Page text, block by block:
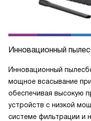
Инновационный
Инновационный
мощное всасывание
обеспечивая высокую
устройств с низкой
системе фильтрации и